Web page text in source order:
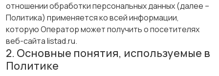
отношении обработки персональных данных (далее –
Политика) применяется ко всей информации,
которую Оператор может получить о посетителях
веб-сайта listad.ru.
2. Основные понятия, используемые в
Политике